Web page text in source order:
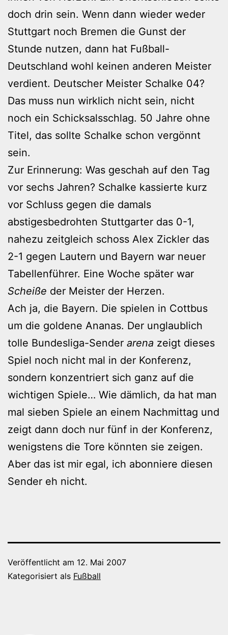
doch drin sein. Wenn dann wieder weder
Stuttgart noch Bremen die Gunst der
Stunde nutzen, dann hat Fußball-
Deutschland wohl keinen anderen Meister
verdient. Deutscher Meister Schalke 04?
Das muss nun wirklich nicht sein, nicht
noch ein Schicksalsschlag. 50 Jahre ohne
Titel, das sollte Schalke schon vergönnt
sein.
Zur Erinnerung: Was geschah auf den Tag
vor sechs Jahren? Schalke kassierte kurz
vor Schluss gegen die damals
abstigesbedrohten Stuttgarter das 0-1,
nahezu zeitgleich schoss Alex Zickler das
2-1 gegen Lautern und Bayern war neuer
Tabellenführer. Eine Woche später war
Scheiße der Meister der Herzen.
Ach ja, die Bayern. Die spielen in Cottbus
um die goldene Ananas. Der unglaublich
tolle Bundesliga-Sender arena zeigt dieses
Spiel noch nicht mal in der Konferenz,
sondern konzentriert sich ganz auf die
wichtigen Spiele… Wie dämlich, da hat man
mal sieben Spiele an einem Nachmittag und
zeigt dann doch nur fünf in der Konferenz,
wenigstens die Tore könnten sie zeigen.
Aber das ist mir egal, ich abonniere diesen
Sender eh nicht.
Veröffentlicht am 12. Mai 2007
Kategorisiert als Fußball